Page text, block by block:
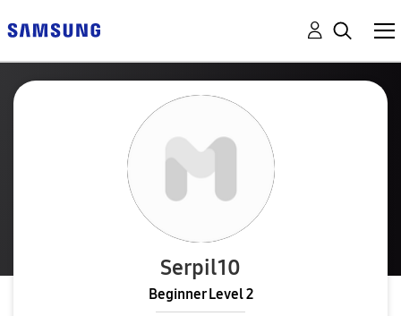
Serpil10
Beginner Level 2